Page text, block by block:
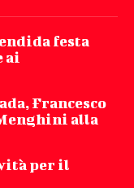
festa
ai
Francesco
alla
per il